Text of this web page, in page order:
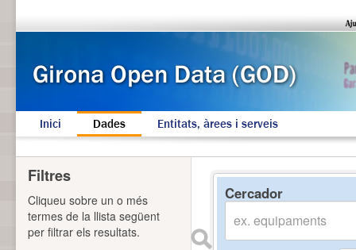
Inici Dades Entitats, àrees i serveis
Cercador
Filtres
Cliqueu sobre un o més
termes de la llista següent
per filtrar els resultats.